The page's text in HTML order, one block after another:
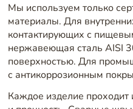
Мы используем только
материалы. Для
контактирующих с
нержавеющая сталь AISI
поверхностью. Для
с антикоррозионным
Каждое изделие проходит